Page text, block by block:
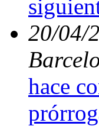
20/04/
hace